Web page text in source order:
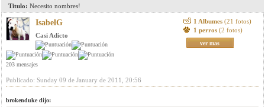
Titulo: Necesito nombres!
IsabelG
Casi Adicto
203 mensajes
1 Albumes (21 fotos)
1 perros (2 fotos)
ver mas
Publicado: Sunday 09 de January de 2011, 20:56
brokenduke dijo: